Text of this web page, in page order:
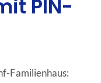
PIN-
Familienhaus: